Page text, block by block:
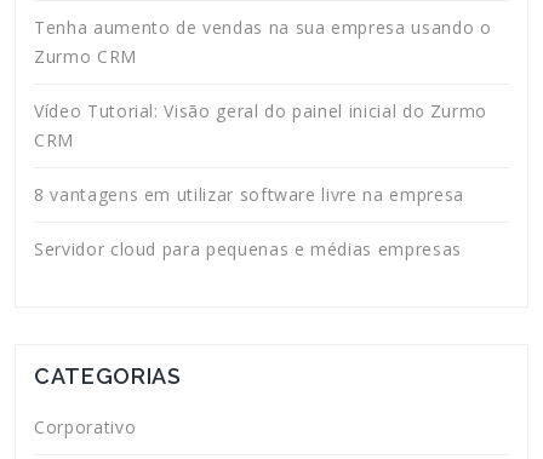
Tenha aumento de vendas na sua empresa usando o
Zurmo CRM
Vídeo Tutorial: Visão geral do painel inicial do Zurmo
CRM
8 vantagens em utilizar software livre na empresa
Servidor cloud para pequenas e médias empresas
CATEGORIAS
Corporativo